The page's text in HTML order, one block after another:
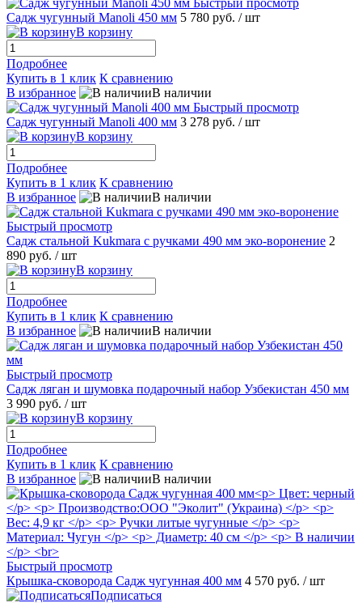
Садж чугунный Manoli 450 мм 5 780 руб. / шт
В корзину
Подробнее
Купить в 1 клик К сравнению
В избранное
В наличии
Быстрый просмотр
Садж чугунный Manoli 400 мм 3 278 руб. / шт
В корзину
Подробнее
Купить в 1 клик К сравнению
В избранное
В наличии
Быстрый просмотр
Садж стальной Kukmara с ручками 490 мм эко-воронение 2
890 руб. / шт
В корзину
Подробнее
Купить в 1 клик К сравнению
В избранное
В наличии
Быстрый просмотр
Садж ляган и шумовка подарочный набор Узбекистан 450 мм
3 990 руб. / шт
В корзину
Подробнее
Купить в 1 клик К сравнению
В избранное
В наличии
Быстрый просмотр
Крышка-сковорода Садж чугунная 400 мм 4 570 руб. / шт
Подписаться